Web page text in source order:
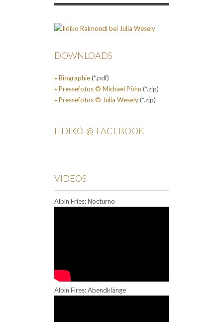
DOWNLOADS
» Biographie(*.pdf)
» Pressefotos © Michael Pöhn (*.zip)
» Pressefotos © Julia Wesely(*.zip)
ILDIKÓ @ FACEBOOK
VIDEOS
Albin Fries: Nocturno
Albin Fires: Abendklänge